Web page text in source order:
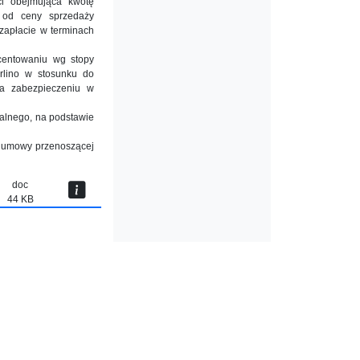
ceny sprzedaży
w terminach
wg stopy
w stosunku do
zabezpieczeniu w
na podstawie
przenoszącej
doc
44 KB